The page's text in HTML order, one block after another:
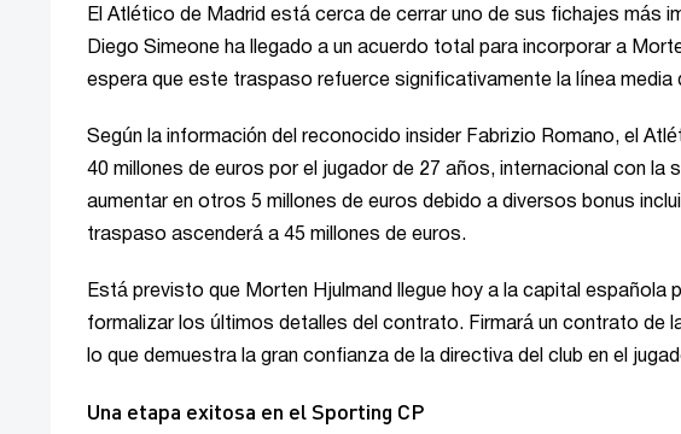
El Atlético de Madrid está cerca de cerrar uno de sus fichajes más
Diego Simeone ha llegado a un acuerdo total para incorporar a
espera que este traspaso refuerce significativamente la línea media
Según la información del reconocido insider Fabrizio Romano, el
40 millones de euros por el jugador de 27 años, internacional con
aumentar en otros 5 millones de euros debido a diversos bonus
traspaso ascenderá a 45 millones de euros.
Está previsto que Morten Hjulmand llegue hoy a la capital
formalizar los últimos detalles del contrato. Firmará un contrato de
lo que demuestra la gran confianza de la directiva del club en el
Una etapa exitosa en el Sporting CP